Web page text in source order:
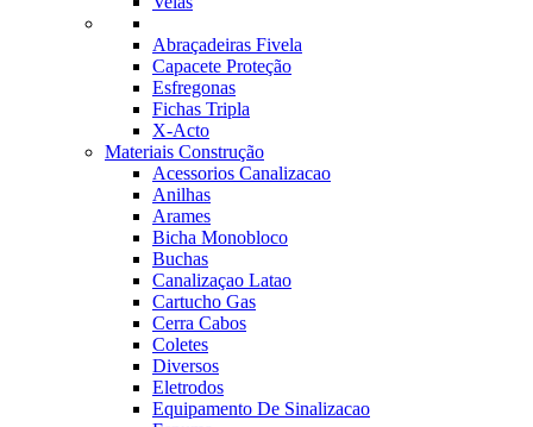
Abraçadeiras Fivela
Capacete Proteção
Esfregonas
Fichas Tripla
X-Acto
Materiais Construção
Acessorios Canalizacao
Anilhas
Arames
Bicha Monobloco
Buchas
Canalizaçao Latao
Cartucho Gas
Cerra Cabos
Coletes
Diversos
Eletrodos
Equipamento De Sinalizacao